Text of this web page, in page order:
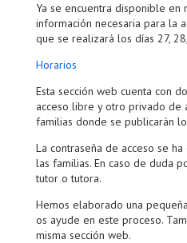
Ya se encuentra disponible en
información necesaria para la
que se realizará los días 27,
Horarios
Esta sección web cuenta con
acceso libre y otro privado de
familias donde se publicarán
La contraseña de acceso se
las familias. En caso de duda
tutor o tutora.
Hemos elaborado una
os ayude en este proceso.
misma sección web.